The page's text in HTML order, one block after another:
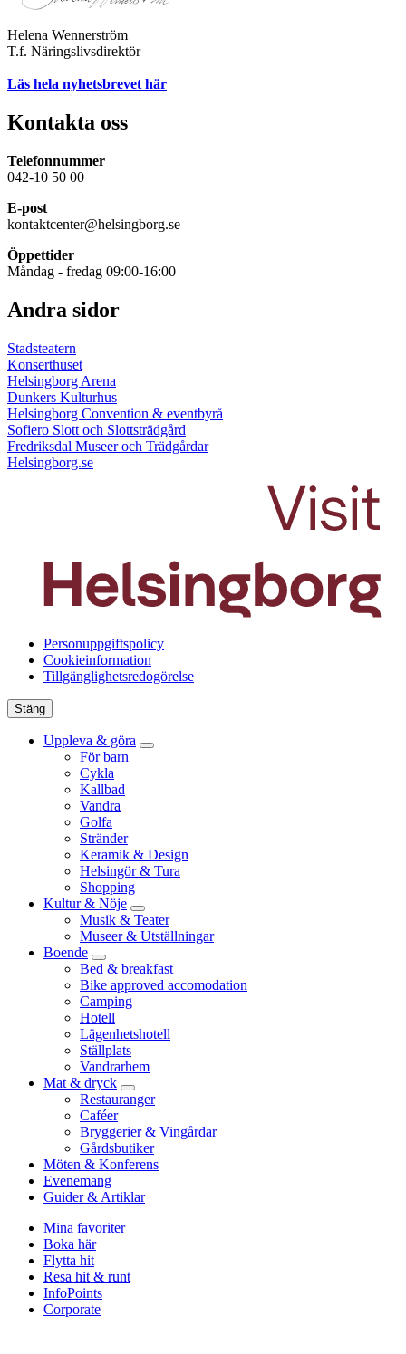
Helena Wennerström
T.f. Näringslivsdirektör
Läs hela nyhetsbrevet här
Kontakta oss
Telefonnummer
042-10 50 00
E-post
kontaktcenter@helsingborg.se
Öppettider
Måndag - fredag 09:00-16:00
Andra sidor
Stadsteatern
Konserthuset
Helsingborg Arena
Dunkers Kulturhus
Helsingborg Convention & eventbyrå
Sofiero Slott och Slottsträdgård
Fredriksdal Museer och Trädgårdar
Helsingborg.se
Personuppgiftspolicy
Cookieinformation
Tillgänglighetsredogörelse
Stäng
Uppleva & göra
För barn
Cykla
Kallbad
Vandra
Golfa
Stränder
Keramik & Design
Helsingör & Tura
Shopping
Kultur & Nöje
Musik & Teater
Museer & Utställningar
Boende
Bed & breakfast
Bike approved accomodation
Camping
Hotell
Lägenhetshotell
Ställplats
Vandrarhem
Mat & dryck
Restauranger
Caféer
Bryggerier & Vingårdar
Gårdsbutiker
Möten & Konferens
Evenemang
Guider & Artiklar
Mina favoriter
Boka här
Flytta hit
Resa hit & runt
InfoPoints
Corporate